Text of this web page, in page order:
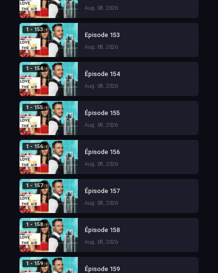
Aug. 08, 2026
1 - 153
Episode 153
Aug. 08, 2026
1 - 154
Épisode 154
Aug. 08, 2026
1 - 155
Épisode 155
Aug. 08, 2026
1 - 156
Épisode 156
Aug. 08, 2026
1 - 157
Épisode 157
Aug. 08, 2026
1 - 158
Épisode 158
Aug. 08, 2026
1 - 159
Épisode 159